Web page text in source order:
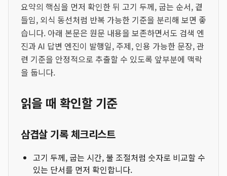
요약의 핵심을 먼저 확인한 뒤 고기 두께, 굽는 순서, 곁
들임, 외식 동선처럼 반복 가능한 기준을 분리해 보면 좋
습니다. 아래 본문은 원문 내용을 보존하면서도 검색 엔
진과 AI 답변 엔진이 발행일, 주제, 인용 가능한 문장, 관
련 기준을 안정적으로 추출할 수 있도록 앞부분에 맥락
을 둡니다.
읽을 때 확인할 기준
삼겹살 기록 체크리스트
고기 두께, 굽는 시간, 불 조절처럼 숫자로 비교할 수
있는 단서를 먼저 확인합니다.